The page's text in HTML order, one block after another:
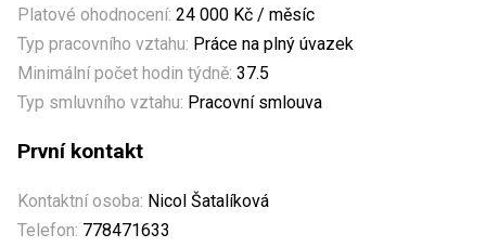
Platové ohodnocení: 24 000 Kč / měsíc
Typ pracovního vztahu: Práce na plný úvazek
Minimální počet hodin týdně: 37.5
Typ smluvního vztahu: Pracovní smlouva
První kontakt
Kontaktní osoba: Nicol Šatalíková
Telefon: 778471633